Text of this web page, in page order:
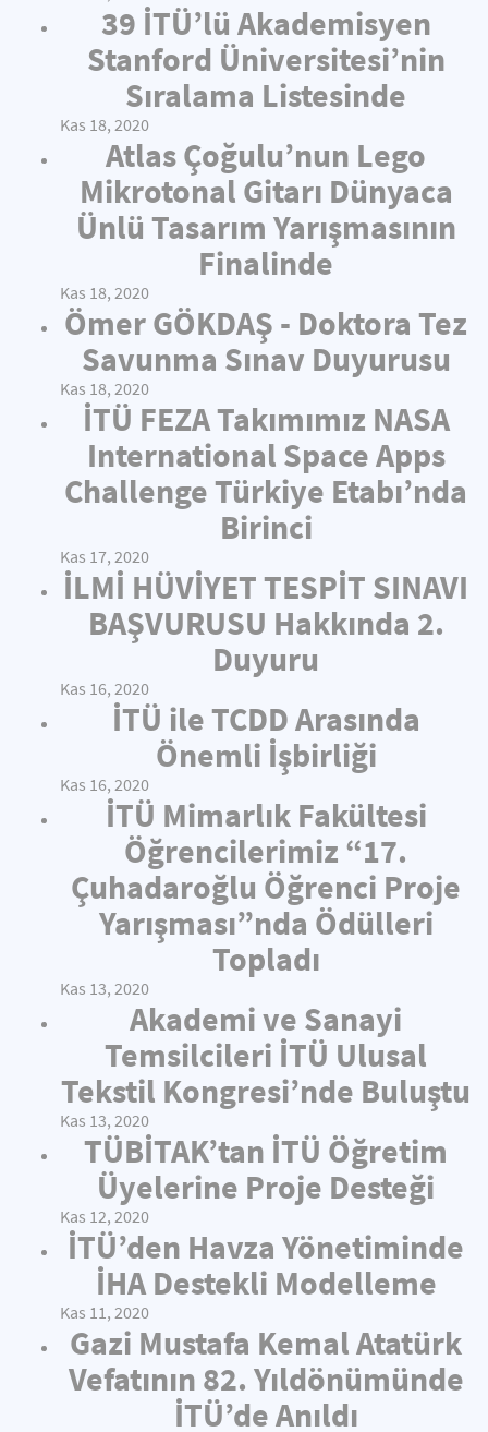
39 İTÜ’lü Akademisyen
Stanford Üniversitesi’nin
Sıralama Listesinde
Kas 18, 2020
Atlas Çoğulu’nun Lego
Mikrotonal Gitarı Dünyaca
Ünlü Tasarım Yarışmasının
Finalinde
Kas 18, 2020
Ömer GÖKDAŞ - Doktora Tez
Savunma Sınav Duyurusu
Kas 18, 2020
İTÜ FEZA Takımımız NASA
International Space Apps
Challenge Türkiye Etabı’nda
Birinci
Kas 17, 2020
İLMİ HÜVİYET TESPİT SINAVI
BAŞVURUSU Hakkında 2.
Duyuru
Kas 16, 2020
İTÜ ile TCDD Arasında
Önemli İşbirliği
Kas 16, 2020
İTÜ Mimarlık Fakültesi
Öğrencilerimiz “17.
Çuhadaroğlu Öğrenci Proje
Yarışması”nda Ödülleri
Topladı
Kas 13, 2020
Akademi ve Sanayi
Temsilcileri İTÜ Ulusal
Tekstil Kongresi’nde Buluştu
Kas 13, 2020
TÜBİTAK’tan İTÜ Öğretim
Üyelerine Proje Desteği
Kas 12, 2020
İTÜ’den Havza Yönetiminde
İHA Destekli Modelleme
Kas 11, 2020
Gazi Mustafa Kemal Atatürk
Vefatının 82. Yıldönümünde
İTÜ’de Anıldı